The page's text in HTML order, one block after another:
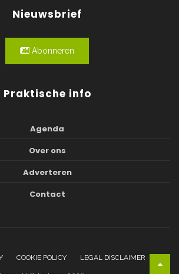
Nieuwsbrief
Abonneren
Praktische info
Agenda
Over ons
Adverteren
Contact
COOKIE POLICY LEGAL DISCLAIMER